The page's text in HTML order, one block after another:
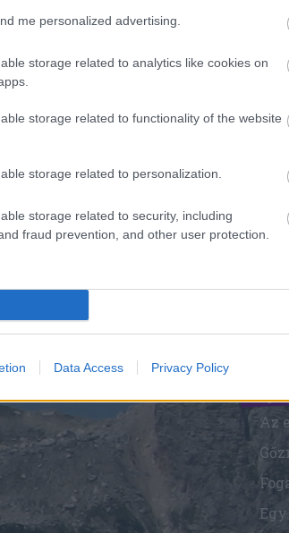
me personalized advertising.
storage related to analytics like cookies on
storage related to functionality of the website
storage related to personalization.
storage related to security, including
fraud prevention, and other user protection.
Data Access Privacy Policy
A